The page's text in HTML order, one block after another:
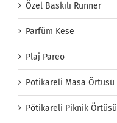
Özel Baskılı Runner
Parfüm Kese
Plaj Pareo
Pötikareli Masa Örtüsü
Pötikareli Piknik Örtüsü